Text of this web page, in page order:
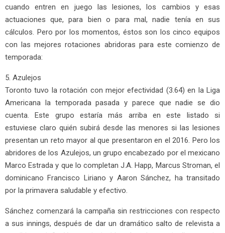
cuando entren en juego las lesiones, los cambios y esas
actuaciones que, para bien o para mal, nadie tenía en sus
cálculos. Pero por los momentos, éstos son los cinco equipos
con las mejores rotaciones abridoras para este comienzo de
temporada:
5. Azulejos
Toronto tuvo la rotación con mejor efectividad (3.64) en la Liga
Americana la temporada pasada y parece que nadie se dio
cuenta. Este grupo estaría más arriba en este listado si
estuviese claro quién subirá desde las menores si las lesiones
presentan un reto mayor al que presentaron en el 2016. Pero los
abridores de los Azulejos, un grupo encabezado por el mexicano
Marco Estrada y que lo completan J.A. Happ, Marcus Stroman, el
dominicano Francisco Liriano y Aaron Sánchez, ha transitado
por la primavera saludable y efectivo.
Sánchez comenzará la campaña sin restricciones con respecto
a sus innings, después de dar un dramático salto de relevista a